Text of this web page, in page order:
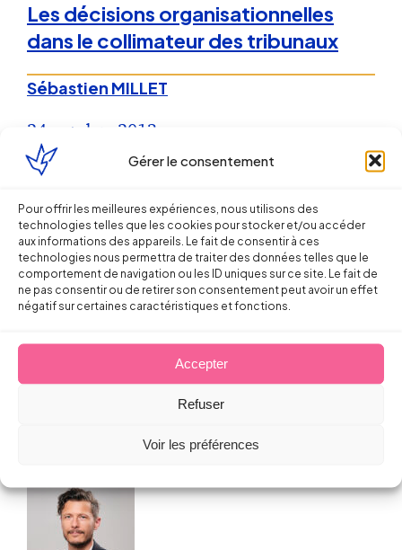
Gérer le consentement
Pour offrir les meilleures expériences, nous utilisons des
technologies telles que les cookies pour stocker et/ou accéder
aux informations des appareils. Le fait de consentir à ces
technologies nous permettra de traiter des données telles que le
comportement de navigation ou les ID uniques sur ce site. Le fait de
ne pas consentir ou de retirer son consentement peut avoir un effet
négatif sur certaines caractéristiques et fonctions.
Accepter
Refuser
Voir les préférences
Les décisions organisationnelles
dans le collimateur des tribunaux
Sébastien MILLET
24 octobre 2013
Droit de la Santé, sécurité au travail
contentieux 2012